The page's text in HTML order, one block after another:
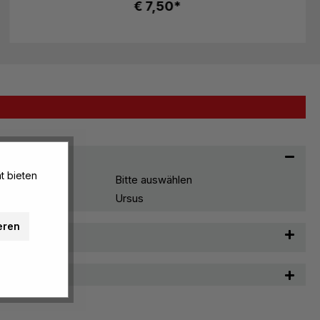
€ 7,50*
Bitte auswählen
Ursus
Pflege
bieten